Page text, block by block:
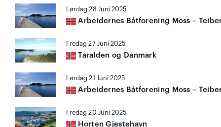
Lørdag 28 Juni 2025
Arbeidernes Båtforening Moss –
Fredag 27 Juni 2025
Taralden og Danmark
Lørdag 21 Juni 2025
Arbeidernes Båtforening Moss –
Fredag 20 Juni 2025
Horten Gjestehavn